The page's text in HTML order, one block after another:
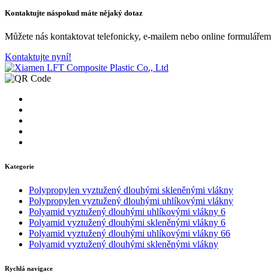
Kontaktujte náspokud máte nějaký dotaz
Můžete nás kontaktovat telefonicky, e-mailem nebo online
Kontaktujte nyní!
Kategorie
Polypropylen vyztužený dlouhými skleněnými vlákny
Polypropylen vyztužený dlouhými uhlíkovými vlákny
Polyamid vyztužený dlouhými uhlíkovými vlákny 6
Polyamid vyztužený dlouhými skleněnými vlákny 6
Polyamid vyztužený dlouhými uhlíkovými vlákny 66
Polyamid vyztužený dlouhými skleněnými vlákny
Rychlá navigace